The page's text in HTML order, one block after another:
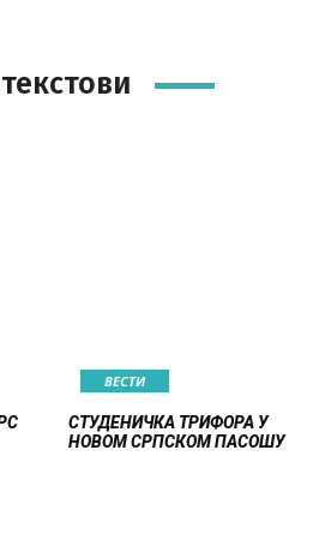
ВЕСТИ
СТУДЕНИЧКА ТРИФОРА У
НОВОМ СРПСКОМ ПАСОШУ